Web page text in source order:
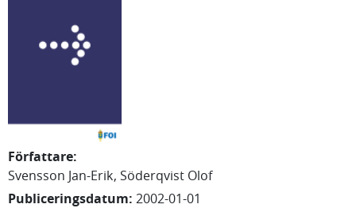
Författare:
Svensson Jan-Erik Söderqvist Olof
Publiceringsdatum: 2002-01-01